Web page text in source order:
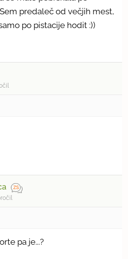
predaleč od večjih mest,
po pistacije hodit :))
pa je...?